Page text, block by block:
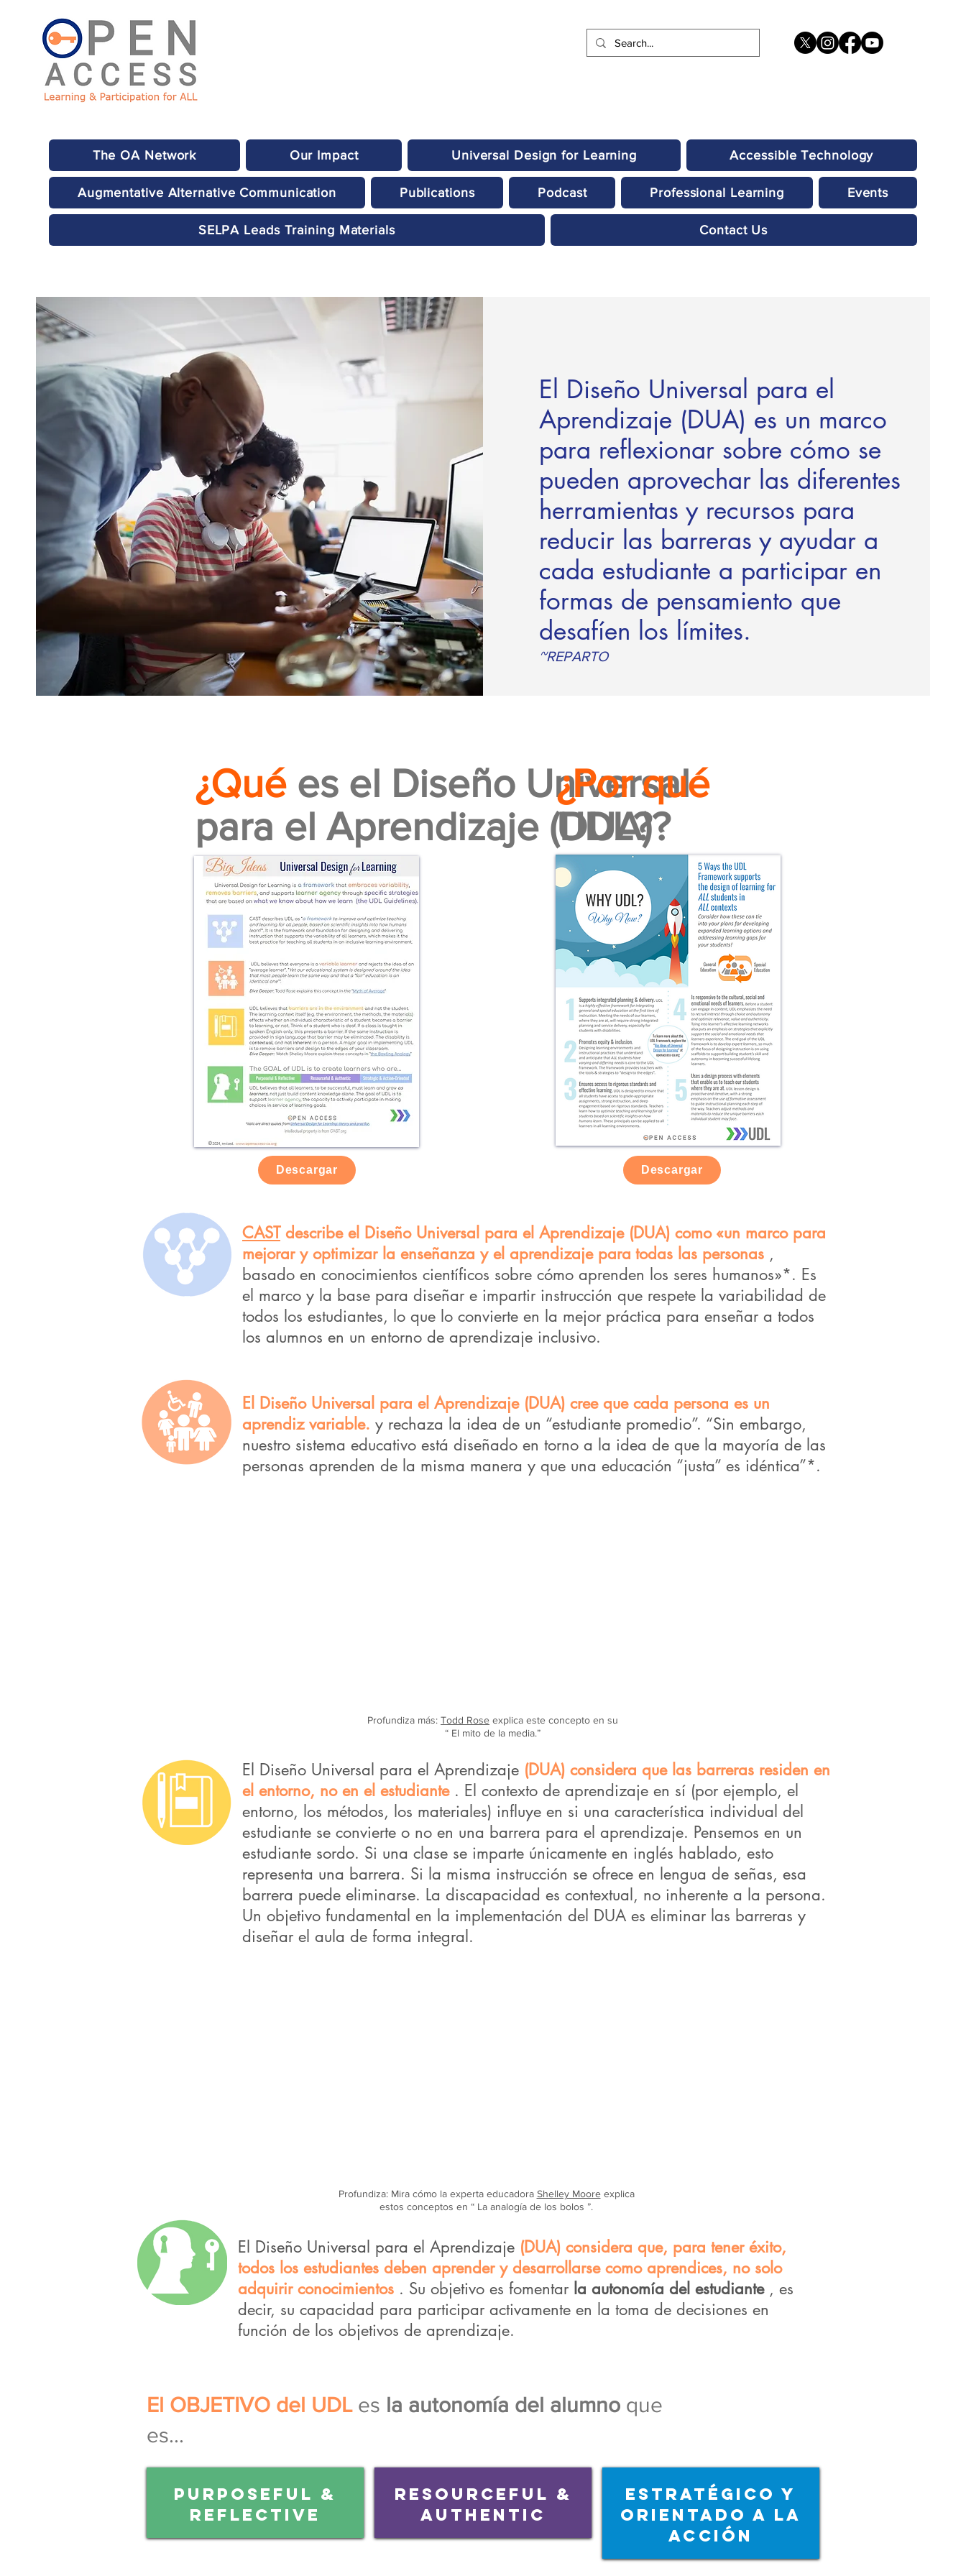
The OA Network Our Impact Universal Design for Learning Accessible Technology
Augmentative Alternative Communication Publications Podcast Professional Learning Events
SELPA Leads Training Materials Contact Us
El Diseño Universal para el
Aprendizaje (DUA) es un marco
para reflexionar sobre cómo se
pueden aprovechar las diferentes
herramientas y recursos para
reducir las barreras y ayudar a
cada estudiante a participar en
formas de pensamiento que
desafíen los límites.
~REPARTO
¿Qué es el Diseño Universal
para el Aprendizaje (DUA)?
¿Por qué
UDL?
Descargar Descargar
CASTdescribe el Diseño Universal para el Aprendizaje (DUA) como «un marco para
mejorar y optimizar la enseñanza y el aprendizaje para todas las personas ,
basado en conocimientos científicos sobre cómo aprenden los seres humanos»*. Es
el marco y la base para diseñar e impartir instrucción que respete la variabilidad de
todos los estudiantes, lo que lo convierte en la mejor práctica para enseñar a todos
los alumnos en un entorno de aprendizaje inclusivo.
El Diseño Universal para el Aprendizaje (DUA) cree que cada persona es un
aprendiz variable. y rechaza la idea de un “estudiante promedio”. “Sin embargo,
nuestro sistema educativo está diseñado en torno a la idea de que la mayoría de las
personas aprenden de la misma manera y que una educación “justa” es idéntica”*.
Profundiza más: Todd Rose explica este concepto en su
“ El mito de la media.”
El Diseño Universal para el Aprendizaje (DUA) considera que las barreras residen en
el entorno, no en el estudiante . El contexto de aprendizaje en sí (por ejemplo, el
entorno, los métodos, los materiales) influye en si una característica individual del
estudiante se convierte o no en una barrera para el aprendizaje. Pensemos en un
estudiante sordo. Si una clase se imparte únicamente en inglés hablado, esto
representa una barrera. Si la misma instrucción se ofrece en lengua de señas, esa
barrera puede eliminarse. La discapacidad es contextual, no inherente a la persona.
Un objetivo fundamental en la implementación del DUA es eliminar las barreras y
diseñar el aula de forma integral.
Profundiza: Mira cómo la experta educadora Shelley Mooreexplica
estos conceptos en “ La analogía de los bolos ”.
El Diseño Universal para el Aprendizaje (DUA) considera que, para tener éxito,
todos los estudiantes deben aprender y desarrollarse como aprendices, no solo
adquirir conocimientos . Su objetivo es fomentar la autonomía del estudiante, es
decir, su capacidad para participar activamente en la toma de decisiones en
función de los objetivos de aprendizaje.
El OBJETIVO del UDL es la autonomía del alumno que
es...
Purposeful &
REFLECTIVE
Resourceful &
AUTHENTIC
Estratégico y
ORIENTADO A LA
ACCIÓN